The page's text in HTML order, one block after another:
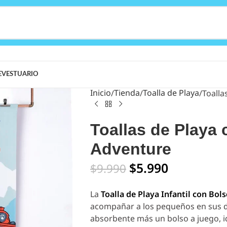
VESTUARIO
Inicio Tienda Toalla de Playa
Toallas de Playa
Adventure
$9.990 $5.990
La Toalla de Playa Infantil con
acompañar a los pequeños en sus
absorbente más un bolso a juego,